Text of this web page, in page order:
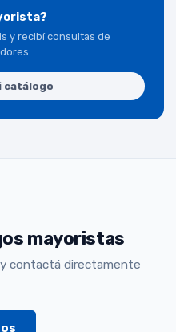
y recibí consultas de
catálogo
mayoristas
contactá directamente